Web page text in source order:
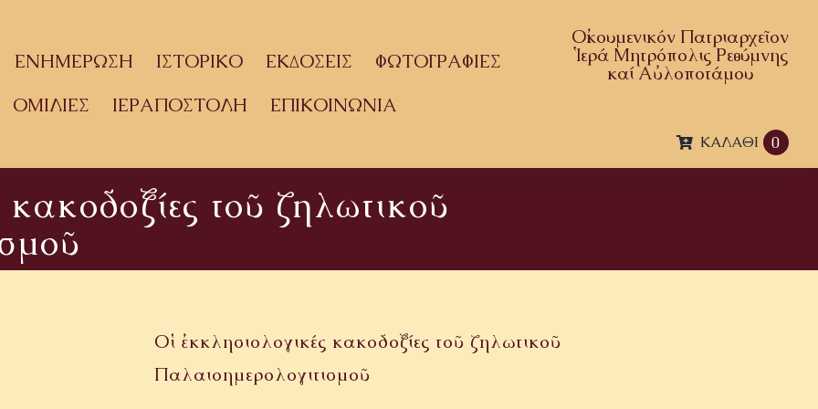
ΕΝΗΜΕΡΩΣΗ ΙΣΤΟΡΙΚΟ ΕΚΔΟΣΕΙΣ
ΦΩΤΟΓΡΑΦΙΕΣ
ΟΜΙΛΙΕΣ ΙΕΡΑΠΟΣΤΟΛΗ ΕΠΙΚΟΙΝΩΝΙΑ
Οἰκουμενικόν Πατριαρχεῖον
Ἱερά Μητρόπολις Ρεθύμνης
καί Αὐλοποτάμου
ΚΑΛΆΘΙ 0
τοῦ ζηλωτικοῦ
Οἱ ἐκκλησιολογικές κακοδοξίες τοῦ ζηλωτικοῦ
Παλαιοημερολογιτισμοῦ